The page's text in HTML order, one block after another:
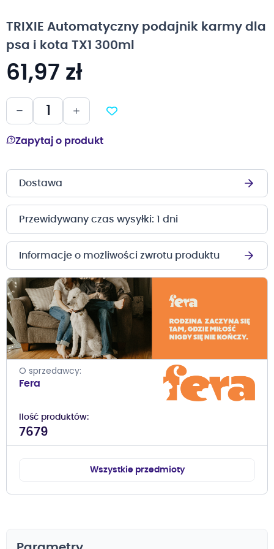
galerii
TRIXIE Automatyczny podajnik karmy dla
psa i kota TX1 300ml
61,97 zł
Zapytaj o produkt
Dostawa
Przewidywany czas wysyłki: 1 dni
Informacje o możliwości zwrotu produktu
O sprzedawcy
Fera
Ilość produktów
7679
Wszystkie przedmioty